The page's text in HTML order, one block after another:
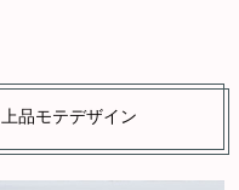
品モテデザイン